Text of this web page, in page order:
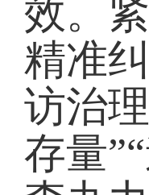
效。
精准
访治
存量